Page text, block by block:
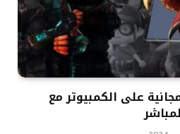
مجانية على الكمبيوتر مع